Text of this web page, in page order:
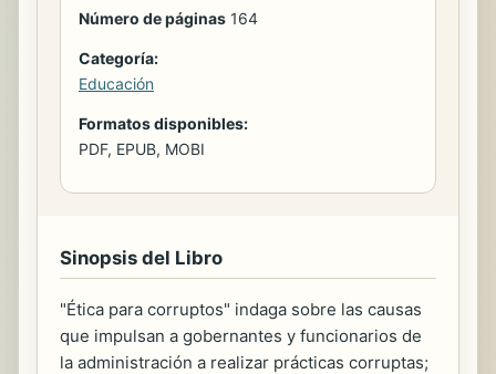
Número de páginas 164
Categoría:
Educación
Formatos disponibles:
PDF, EPUB, MOBI
Sinopsis del Libro
"Ética para corruptos" indaga sobre las causas
que impulsan a gobernantes y funcionarios de
la administración a realizar prácticas corruptas;